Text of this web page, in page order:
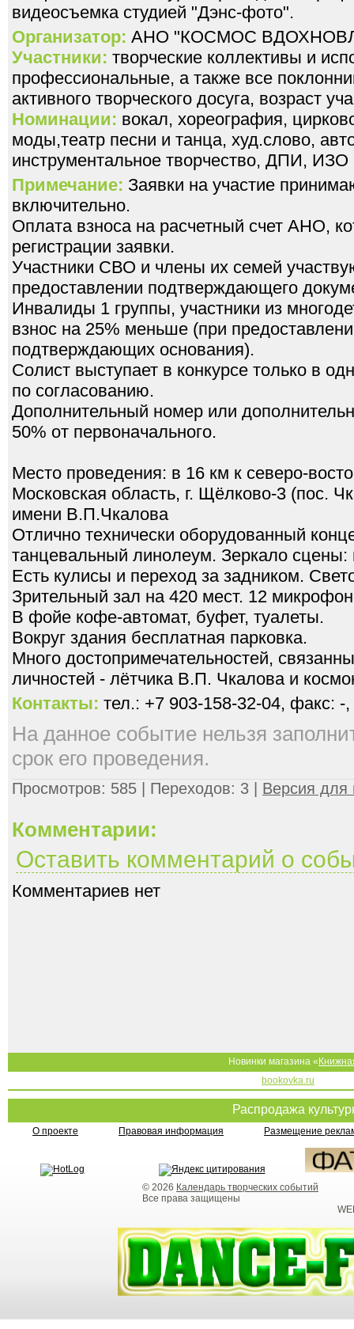
видеосъемка студией "Дэнс-фото".
Организатор: АНО "КОСМОС
Участники: творческие коллективы и
профессиональные, а также все
активного творческого досуга, возраст
Номинации: вокал, хореография,
моды,театр песни и танца, худ.слово,
инструментальное творчество, ДПИ, ИЗО
Примечание: Заявки на участие
включительно.
Оплата взноса на расчетный счет АНО,
регистрации заявки.
Участники СВО и члены их семей
предоставлении подтверждающего
Инвалиды 1 группы, участники из
взнос на 25% меньше (при
подтверждающих основания).
Солист выступает в конкурсе только в
по согласованию.
Дополнительный номер или
50% от первоначального.
Место проведения: в 16 км к северо-
Московская область, г. Щёлково-3 (пос.
имени В.П.Чкалова
Отлично технически оборудованный
танцевальный линолеум. Зеркало
Есть кулисы и переход за задником.
Зрительный зал на 420 мест. 12
В фойе кофе-автомат, буфет, туалеты.
Вокруг здания бесплатная парковка.
Много достопримечательностей,
личностей - лётчика В.П. Чкалова и
Контакты: тел.: +7 903-158-32-04, факс: -,
На данное событие нельзя
срок его проведения.
Просмотров: 585 | Переходов: 3 | Версия для
Комментарии:
Оставить комментарий о
Комментариев нет
Новинки магазина «
bookovka.ru
Распродажа
О проекте Правовая информация Размещение
© 2026 Календарь творческих событий
Все права защищены